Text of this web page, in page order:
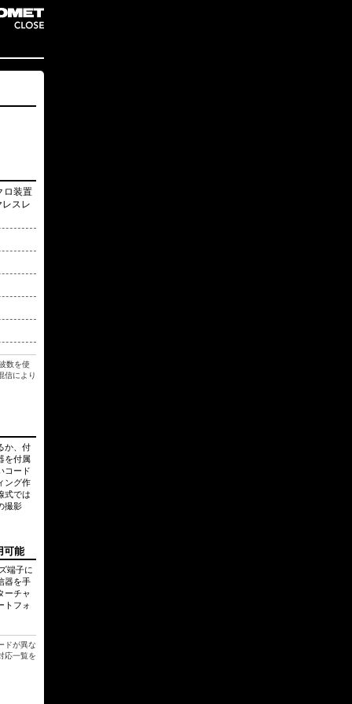
ロ装置
スレ
数を使
信により
か、付
を付属
コード
ング作
式では
撮影
可能
端子に
器を手
ーチャ
トフォ
ドが異な
応一覧を